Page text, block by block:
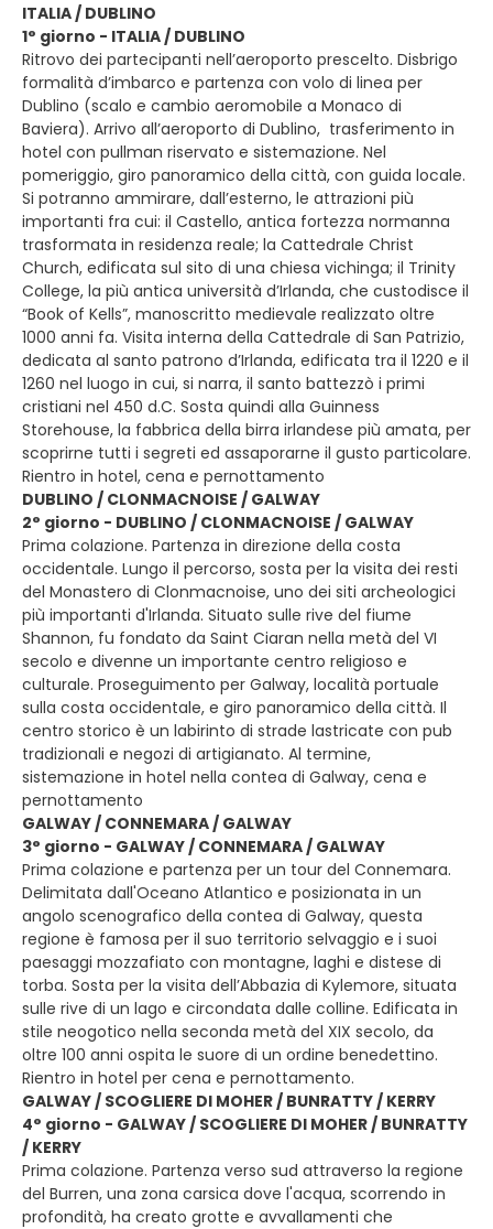
ITALIA / DUBLINO
1° giorno - ITALIA / DUBLINO
Ritrovo dei partecipanti nell’aeroporto prescelto. Disbrigo
formalità d’imbarco e partenza con volo di linea per
Dublino (scalo e cambio aeromobile a Monaco di
Baviera). Arrivo all’aeroporto di Dublino, trasferimento in
hotel con pullman riservato e sistemazione. Nel
pomeriggio, giro panoramico della città, con guida locale.
Si potranno ammirare, dall’esterno, le attrazioni più
importanti fra cui: il Castello, antica fortezza normanna
trasformata in residenza reale; la Cattedrale Christ
Church, edificata sul sito di una chiesa vichinga; il Trinity
College, la più antica università d’Irlanda, che custodisce il
“Book of Kells”, manoscritto medievale realizzato oltre
1000 anni fa. Visita interna della Cattedrale di San Patrizio,
dedicata al santo patrono d’Irlanda, edificata tra il 1220 e il
1260 nel luogo in cui, si narra, il santo battezzò i primi
cristiani nel 450 d.C. Sosta quindi alla Guinness
Storehouse, la fabbrica della birra irlandese più amata, per
scoprirne tutti i segreti ed assaporarne il gusto particolare.
Rientro in hotel, cena e pernottamento
DUBLINO / CLONMACNOISE / GALWAY
2° giorno - DUBLINO / CLONMACNOISE / GALWAY
Prima colazione. Partenza in direzione della costa
occidentale. Lungo il percorso, sosta per la visita dei resti
del Monastero di Clonmacnoise, uno dei siti archeologici
più importanti d'Irlanda. Situato sulle rive del fiume
Shannon, fu fondato da Saint Ciaran nella metà del VI
secolo e divenne un importante centro religioso e
culturale. Proseguimento per Galway, località portuale
sulla costa occidentale, e giro panoramico della città. Il
centro storico è un labirinto di strade lastricate con pub
tradizionali e negozi di artigianato. Al termine,
sistemazione in hotel nella contea di Galway, cena e
pernottamento
GALWAY / CONNEMARA / GALWAY
3° giorno - GALWAY / CONNEMARA / GALWAY
Prima colazione e partenza per un tour del Connemara.
Delimitata dall'Oceano Atlantico e posizionata in un
angolo scenografico della contea di Galway, questa
regione è famosa per il suo territorio selvaggio e i suoi
paesaggi mozzafiato con montagne, laghi e distese di
torba. Sosta per la visita dell’Abbazia di Kylemore, situata
sulle rive di un lago e circondata dalle colline. Edificata in
stile neogotico nella seconda metà del XIX secolo, da
oltre 100 anni ospita le suore di un ordine benedettino.
Rientro in hotel per cena e pernottamento.
GALWAY / SCOGLIERE DI MOHER / BUNRATTY / KERRY
4° giorno - GALWAY / SCOGLIERE DI MOHER / BUNRATTY
/ KERRY
Prima colazione. Partenza verso sud attraverso la regione
del Burren, una zona carsica dove l'acqua, scorrendo in
profondità, ha creato grotte e avvallamenti che